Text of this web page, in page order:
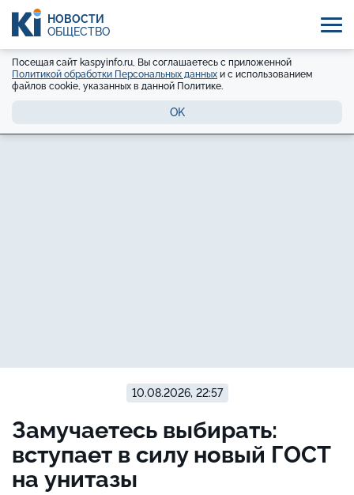
НОВОСТИ
ОБЩЕСТВО
Посещая сайт kaspyinfo.ru, Вы соглашаетесь с приложенной
Политикой обработки Персональных данных и с использованием
файлов cookie, указанных в данной Политике.
OK
10.08.2026, 22:57
Замучаетесь выбирать:
вступает в силу новый ГОСТ
на унитазы